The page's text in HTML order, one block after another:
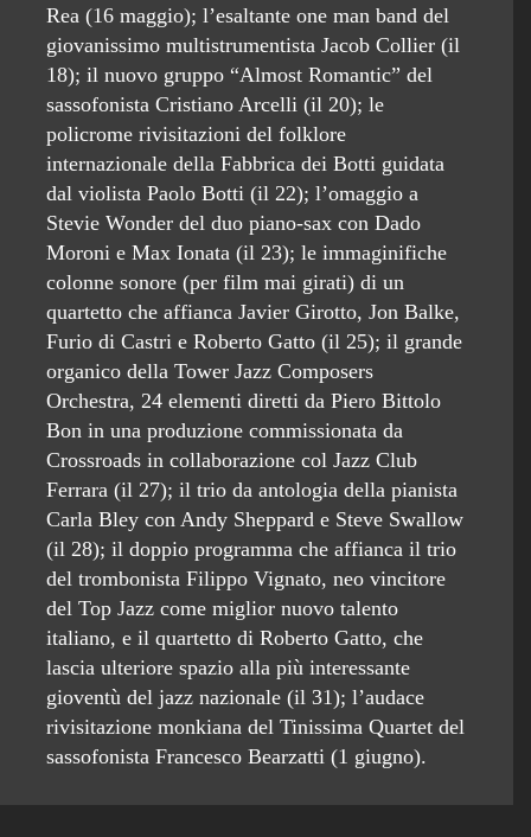
Rea (16 maggio); l’esaltante one man band del
giovanissimo multistrumentista Jacob Collier (il
18); il nuovo gruppo “Almost Romantic” del
sassofonista Cristiano Arcelli (il 20); le
policrome rivisitazioni del folklore
internazionale della Fabbrica dei Botti guidata
dal violista Paolo Botti (il 22); l’omaggio a
Stevie Wonder del duo piano-sax con Dado
Moroni e Max Ionata (il 23); le immaginifiche
colonne sonore (per film mai girati) di un
quartetto che affianca Javier Girotto, Jon Balke,
Furio di Castri e Roberto Gatto (il 25); il grande
organico della Tower Jazz Composers
Orchestra, 24 elementi diretti da Piero Bittolo
Bon in una produzione commissionata da
Crossroads in collaborazione col Jazz Club
Ferrara (il 27); il trio da antologia della pianista
Carla Bley con Andy Sheppard e Steve Swallow
(il 28); il doppio programma che affianca il trio
del trombonista Filippo Vignato, neo vincitore
del Top Jazz come miglior nuovo talento
italiano, e il quartetto di Roberto Gatto, che
lascia ulteriore spazio alla più interessante
gioventù del jazz nazionale (il 31); l’audace
rivisitazione monkiana del Tinissima Quartet del
sassofonista Francesco Bearzatti (1 giugno).